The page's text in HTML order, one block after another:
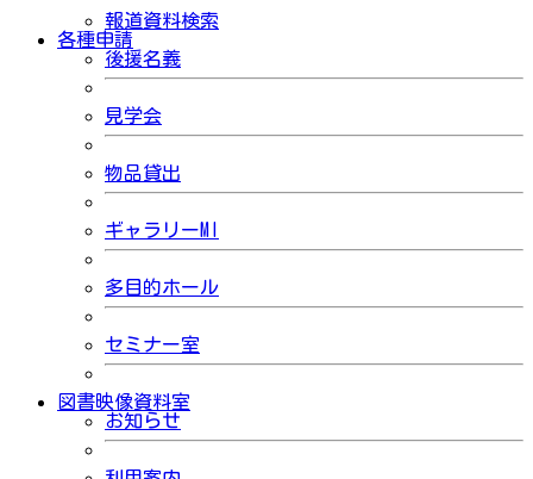
報道資料検索
各種申請
後援名義
見学会
物品貸出
ギャラリーMI
多目的ホール
セミナー室
図書映像資料室
お知らせ